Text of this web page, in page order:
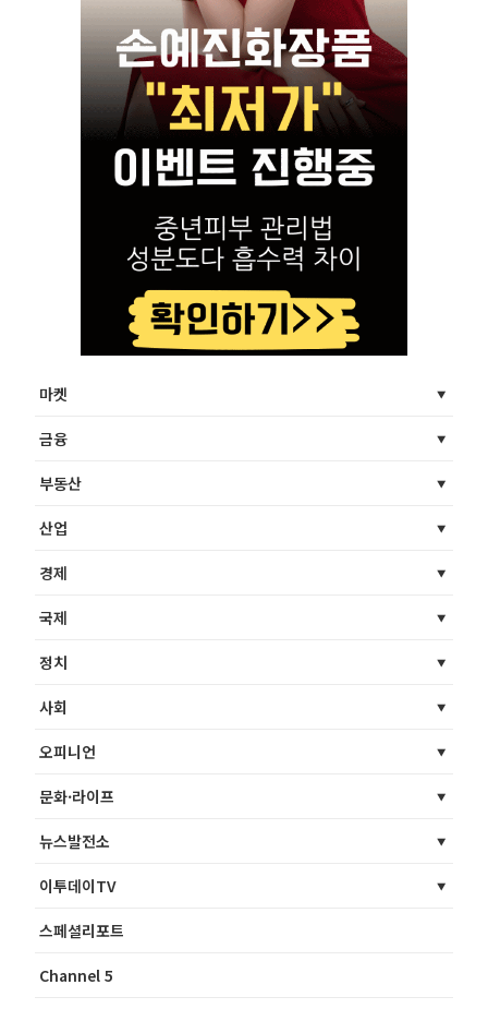
마켓
금융
부동산
산업
경제
국제
정치
사회
오피니언
문화·라이프
뉴스발전소
이투데이TV
스페셜리포트
Channel 5